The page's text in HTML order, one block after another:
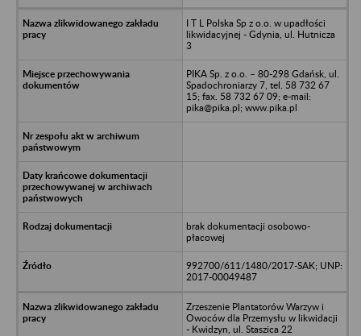
I T L Polska Sp z o.o. w upadłości
likwidacyjnej - Gdynia, ul. Hutnicza
3
PIKA Sp. z o.o. – 80-298 Gdańsk, ul.
Spadochroniarzy 7, tel. 58 732 67
15; fax. 58 732 67 09; e-mail:
pika@pika.pl; www.pika.pl
brak dokumentacji osobowo-
płacowej
992700/611/1480/2017-SAK; UNP:
2017-00049487
Zrzeszenie Plantatorów Warzyw i
Owoców dla Przemysłu w likwidacji
- Kwidzyn, ul. Staszica 22